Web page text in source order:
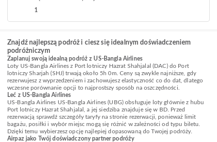
1
Znajdź najlepszą podróż i ciesz się idealnym doświadczeniem
podróżniczym
Zaplanuj swoją idealną podróż z US-Bangla Airlines
Loty US-Bangla Airlines z Port lotniczy Hazrat Shahjalal (DAC) do Port
lotniczy Sharjah (SHJ) trwają około 5h 0m. Ceny są zwykle najniższe, gdy
rezerwujesz z wyprzedzeniem i zachowujesz elastyczność co do dat, dlatego
wczesne porównanie opcji to najprostszy sposób na oszczędności.
Leć z US-Bangla Airlines
US-Bangla Airlines US-Bangla Airlines (UBG) obsługuje loty głównie z hubu
Port lotniczy Hazrat Shahjalal, a jej siedziba znajduje się w BD. Przed
rezerwacją sprawdź szczegóły taryfy na stronie rezerwacji, ponieważ limit
bagażu, posiłki i wybór miejsc mogą się różnić w zależności od typu biletu.
Dzięki temu wybierzesz opcję najlepiej dopasowaną do Twojej podróży.
Airpaz jako Twój doświadczony partner podróży